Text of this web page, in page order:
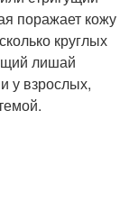
поражает кожу
круглых
лишай
у взрослых,
.